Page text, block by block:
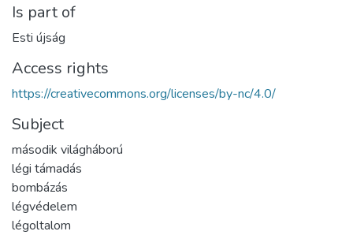
Is part of
Esti újság
Access rights
https://creativecommons.org/licenses/by-nc/4.0/
Subject
második világháború
légi támadás
bombázás
légvédelem
légoltalom